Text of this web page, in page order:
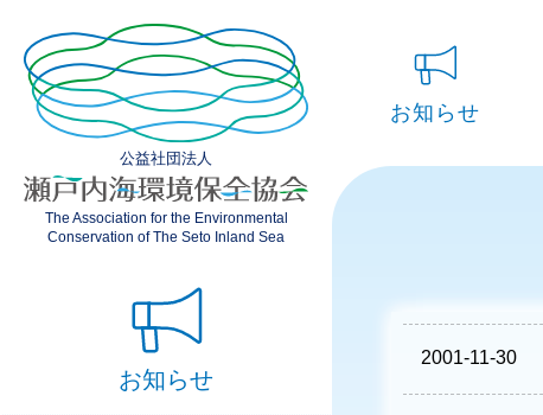
公益社団法人
The Association for the Environmental
Conservation of The Seto Inland Sea
お知らせ
お知らせ一覧
公募案内
2001-11-30
お知らせ